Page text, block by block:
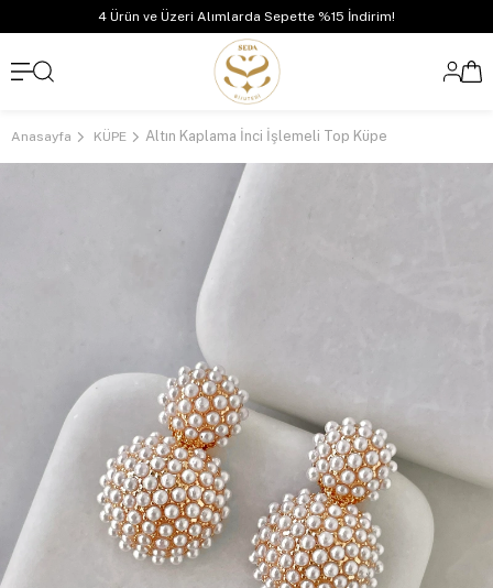
4 Ürün ve Üzeri Alımlarda Sepette %15 İndirim!
Anasayfa KÜPE Altın Kaplama İnci İşlemeli Top Küpe